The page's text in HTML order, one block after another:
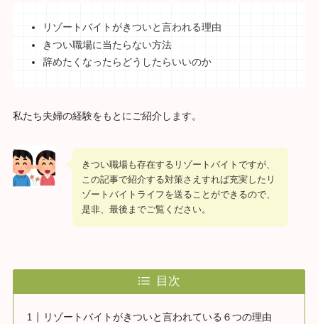
リゾートバイトがきついと言われる理由
きつい職場に当たらない方法
辞めたくなったらどうしたらいいのか
私たち夫婦の経験をもとにご紹介します。
きつい職場も存在するリゾートバイトですが、
この記事で紹介する対策さえすれば充実したリ
ゾートバイトライフを送ることができるので、
是非、最後までご覧ください。
目次
リゾートバイトがきついと言われている６つの理由